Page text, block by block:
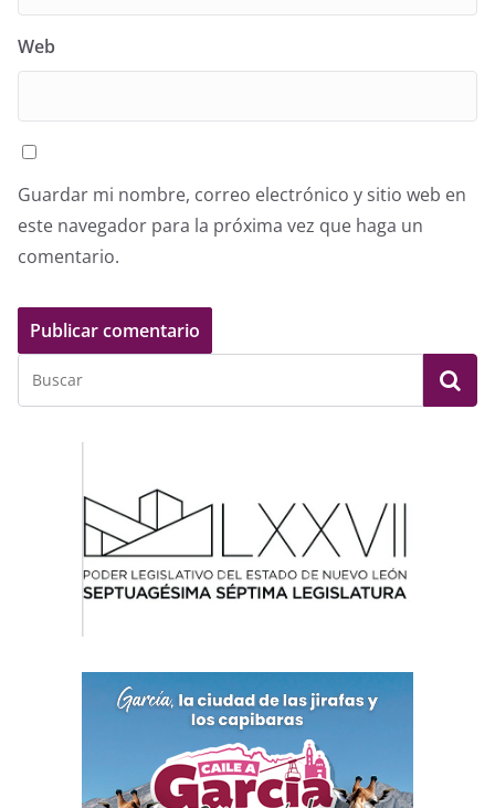
Web
Guardar mi nombre, correo electrónico y sitio web en
este navegador para la próxima vez que haga un
comentario.